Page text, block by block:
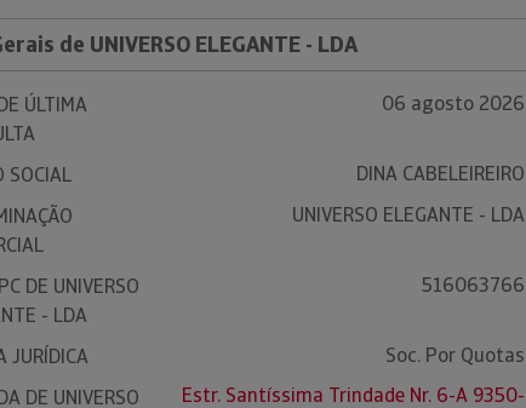
de UNIVERSO ELEGANTE - LDA
ÚLTIMA
06 agosto 2026
SOCIAL
DINA CABELEIREIRO
UNIVERSO ELEGANTE - LDA
DE UNIVERSO
- LDA
516063766
JURÍDICA
Soc. Por Quotas
DE UNIVERSO
Estr. Santíssima Trindade Nr. 6-A 9350-